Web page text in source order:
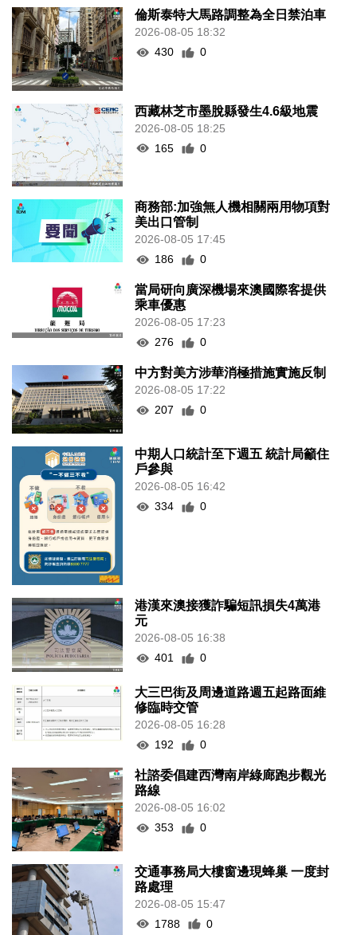
倫斯泰特大馬路調整為全日禁泊車
2026-08-05 18:32
430
0
西藏林芝市墨脫縣發生4.6級地震
2026-08-05 18:25
165
0
商務部:加強無人機相關兩用物項對
美出口管制
2026-08-05 17:45
186
0
當局研向廣深機場來澳國際客提供
乘車優惠
2026-08-05 17:23
276
0
中方對美方涉華消極措施實施反制
2026-08-05 17:22
207
0
中期人口統計至下週五 統計局籲住
戶參與
2026-08-05 16:42
334
0
港漢來澳接獲詐騙短訊損失4萬港
元
2026-08-05 16:38
401
0
大三巴街及周邊道路週五起路面維
修臨時交管
2026-08-05 16:28
192
0
社諮委倡建西灣南岸綠廊跑步觀光
路線
2026-08-05 16:02
353
0
交通事務局大樓窗邊現蜂巢 一度封
路處理
2026-08-05 15:47
1788
0